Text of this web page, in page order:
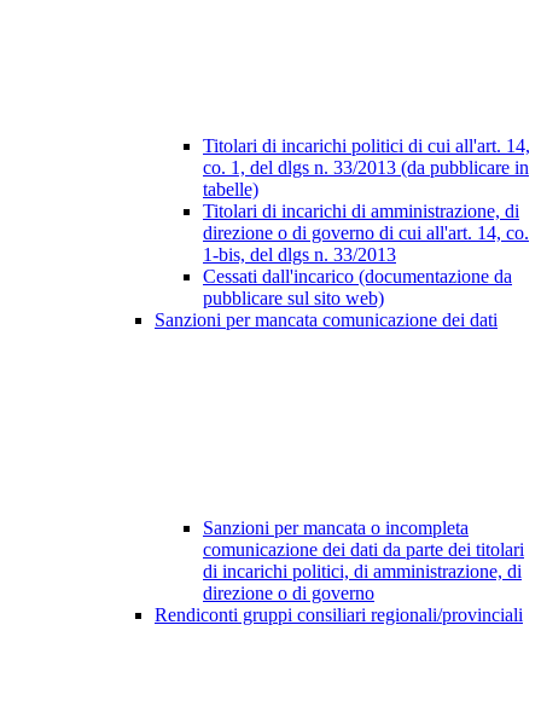
Titolari di incarichi politici di cui all'art. 14,
co. 1, del dlgs n. 33/2013 (da pubblicare in
tabelle)
Titolari di incarichi di amministrazione, di
direzione o di governo di cui all'art. 14, co.
1-bis, del dlgs n. 33/2013
Cessati dall'incarico (documentazione da
pubblicare sul sito web)
Sanzioni per mancata comunicazione dei dati
Sanzioni per mancata o incompleta
comunicazione dei dati da parte dei titolari
di incarichi politici, di amministrazione, di
direzione o di governo
Rendiconti gruppi consiliari regionali/provinciali